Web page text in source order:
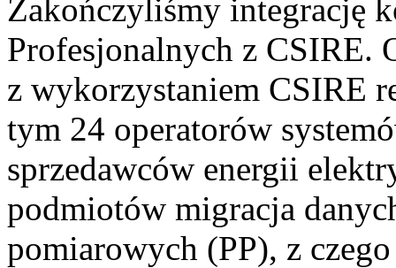
Zakończyliśmy integrację
Profesjonalnych z CSIRE.
z wykorzystaniem CSIRE
tym 24 operatorów
sprzedawców energii
podmiotów migracja
pomiarowych (PP), z